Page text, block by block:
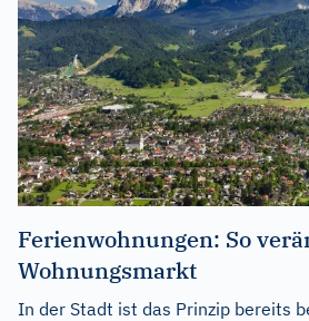
Ferienwohnungen: So
Wohnungsmarkt
In der Stadt ist das Prinzip bereits